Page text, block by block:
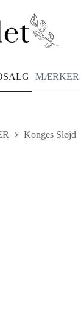
MÆRKER
Konges Sløjd